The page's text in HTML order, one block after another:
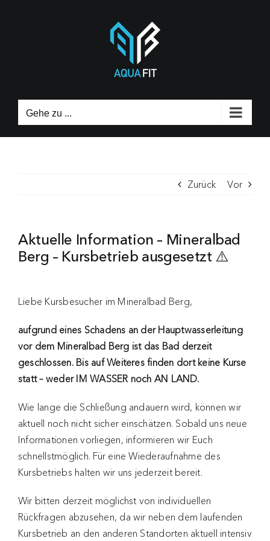
Gehe zu ...
Zurück Vor
Aktuelle Information – Mineralbad
Berg – Kursbetrieb ausgesetzt ⚠️
Liebe Kursbesucher im Mineralbad Berg,
aufgrund eines Schadens an der Hauptwasserleitung
vor dem Mineralbad Berg ist das Bad derzeit
geschlossen. Bis auf Weiteres finden dort keine Kurse
statt – weder IM WASSER noch AN LAND.
Wie lange die Schließung andauern wird, können wir
aktuell noch nicht sicher einschätzen. Sobald uns neue
Informationen vorliegen, informieren wir Euch
schnellstmöglich. Für eine Wiederaufnahme des
Kursbetriebs halten wir uns jederzeit bereit.
Wir bitten derzeit möglichst von individuellen
Rückfragen abzusehen, da wir neben dem laufenden
Kursbetrieb an den anderen Standorten aktuell intensiv